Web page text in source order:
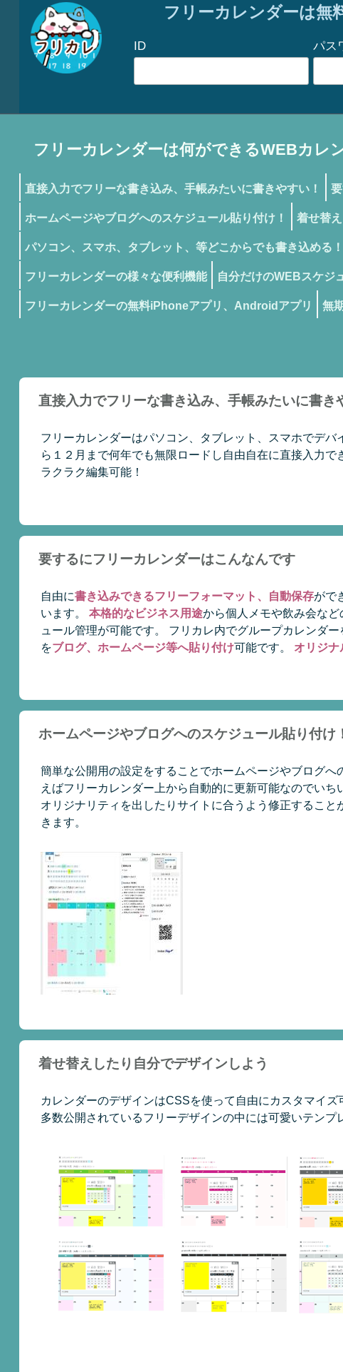
フリーカレンダーは無
ID パス
フリーカレンダーは何ができるWEBカレ
直接入力でフリーな書き込み、手帳みたいに書きやすい！
ホームページやブログへのスケジュール貼り付け！ 着せ替
パソコン、スマホ、タブレット、等どこからでも書き込める！
フリーカレンダーの様々な便利機能 自分だけのWEBスケジ
フリーカレンダーの無料iPhoneアプリ、Androidアプリ 無
直接入力でフリーな書き込み、手帳みたいに書き
フリーカレンダーはパソコン、タブレット、スマホでデ
ら１２月まで何年でも無限ロードし自由自在に直接入力
ラクラク編集可能！
要するにフリーカレンダーはこんなんです
自由に書き込みできるフリーフォーマット、自動保存がで
います。 本格的なビジネス用途から個人メモや飲み会など
ュール管理が可能です。 フリカレ内でグループカレンダ
をブログ、ホームページ等へ貼り付け可能です。 オリジナ
ホームページやブログへのスケジュール貼り付け
簡単な公開用の設定をすることでホームページやブログ
えばフリーカレンダー上から自動的に更新可能なのでい
オリジナリティを出したりサイトに合うよう修正するこ
きます。
着せ替えしたり自分でデザインしよう
カレンダーのデザインはCSSを使って自由にカスタマイズ
多数公開されているフリーデザインの中には可愛いテンプ